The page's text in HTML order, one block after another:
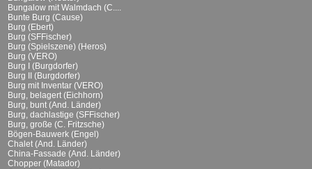
Bungalow mit Walmdach (C....
Bunte Burg (Cause)
Burg (Ebert)
Burg (SFFischer)
Burg (Spielszene) (Heros)
Burg (VERO)
Burg I (Burgdorfer)
Burg II (Burgdorfer)
Burg mit Inventar (VERO)
Burg, belagert (Eichhorn)
Burg, bunt (And. Länder)
Burg, dachlastige (SFFischer)
Burg, große (C. Fritzsche)
Bögen-Bauwerk (Engel)
Chalet (And. Länder)
China-Fassade (And. Länder)
Chopper (Matador)